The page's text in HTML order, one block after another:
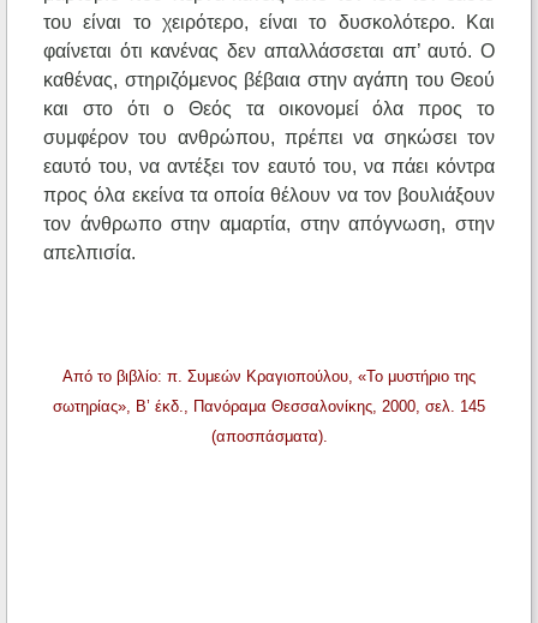
του είναι το χειρότερο, είναι το δυσκολότερο. Και
φαίνεται ότι κανένας δεν απαλλάσσεται απ’ αυτό. Ο
καθένας, στηριζόμενος βέβαια στην αγάπη του Θεού
και στο ότι ο Θεός τα οικονομεί όλα προς το
συμφέρον του ανθρώπου, πρέπει να σηκώσει τον
εαυτό του, να αντέξει τον εαυτό του, να πάει κόντρα
προς όλα εκείνα τα οποία θέλουν να τον βουλιάξουν
τον άνθρωπο στην αμαρτία, στην απόγνωση, στην
απελπισία.
Από το βιβλίο: π. Συμεών Κραγιοπούλου, «Το μυστήριο της
σωτηρίας», Β’ έκδ., Πανόραμα Θεσσαλονίκης, 2000, σελ. 145
(αποσπάσματα).